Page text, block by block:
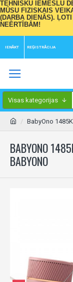
TEHNISKU IEMESLU
MŪSU FIZISKAIS
(DARBA DIENĀS).
NEĒRTĪBĀM!
IENĀKT REĢISTRĀCIJA
Visas kategorijas
BabyOno
BABYONO
BABYONO